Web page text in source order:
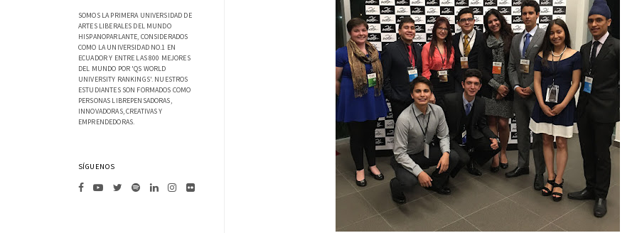
SOMOS LA PRIMERA UNIVERSIDAD DE
ARTES LIBERALES DEL MUNDO
HISPANOPARLANTE, CONSIDERADOS
COMO LA UNIVERSIDAD NO.1 EN
ECUADOR Y ENTRE LAS 800 MEJORES
DEL MUNDO POR 'QS WORLD
UNIVERSITY RANKINGS'. NUESTROS
ESTUDIANTES SON FORMADOS COMO
PERSONAS LIBREPENSADORAS,
INNOVADORAS, CREATIVAS Y
EMPRENDEDORAS.
SÍGUENOS